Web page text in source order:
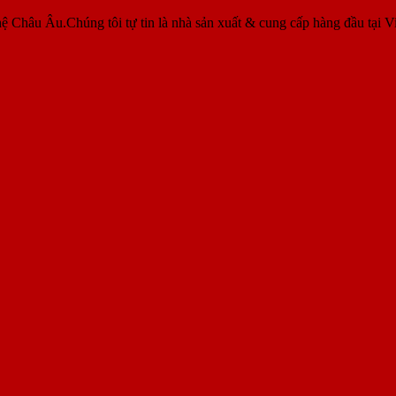
Châu Âu.Chúng tôi tự tin là nhà sản xuất & cung cấp hàng đầu tại